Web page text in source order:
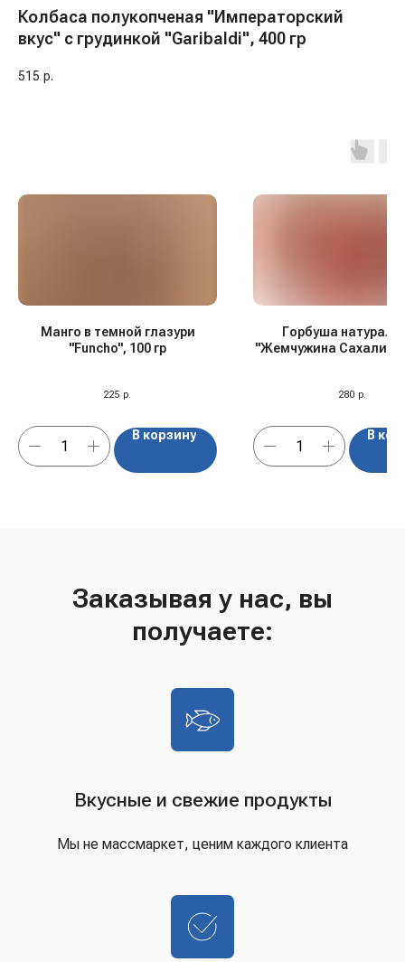
Колбаса полукопченая "Императорский
вкус" с грудинкой "Garibaldi", 400 гр
515 р.
Манго в темной глазури
"Funcho", 100 гр
225 р.
В корзину
Горбуша
"Жемчужина
280 р.
В
Заказывая у нас, вы
получаете:
Вкусные и свежие продукты
Мы не массмаркет, ценим каждого клиента